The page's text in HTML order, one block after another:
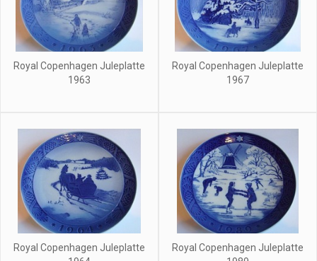
Royal Copenhagen Juleplatte
1963
Royal Copenhagen Juleplatte
1967
Royal Copenhagen Juleplatte
Royal Copenhagen Juleplatte